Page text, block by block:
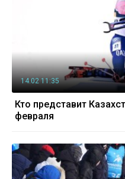
14.02 11:35
Кто представит
февраля